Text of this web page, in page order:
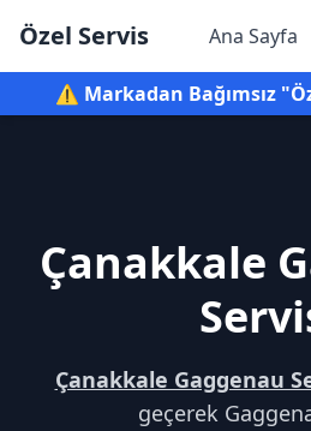
Özel Servis Ana Sayfa
⚠️ Markadan Bağımsız
Çanakkale
Çanakkale Gaggenau
geçerek